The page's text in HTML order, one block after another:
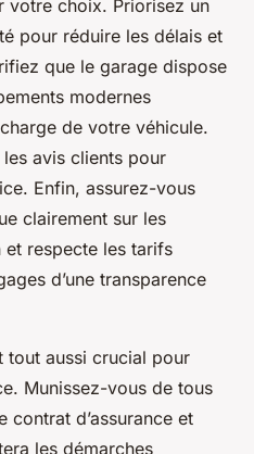
votre choix. Priorisez un
pour réduire les délais et
que le garage dispose
modernes
de votre véhicule.
les avis clients pour
Enfin, assurez-vous
clairement sur les
respecte les tarifs
d’une transparence
tout aussi crucial pour
Munissez-vous de tous
contrat d’assurance et
les démarches